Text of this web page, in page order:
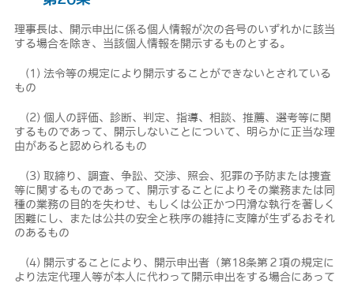
理事長は、開示申出に係る個人情報が次の各号のいずれかに該当
する場合を除き、当該個人情報を開示するものとする。
(1) 法令等の規定により開示することができないとされている
もの
(2) 個人の評価、診断、判定、指導、相談、推薦、選考等に関
するものであって、開示しないことについて、明らかに正当な理
由があると認められるもの
(3) 取締り、調査、争訟、交渉、照会、犯罪の予防または捜査
等に関するものであって、開示することによりその業務または同
種の業務の目的を失わせ、もしくは公正かつ円滑な執行を著しく
困難にし、または公共の安全と秩序の維持に支障が生ずるおそれ
のあるもの
(4) 開示することにより、開示申出者（第18条第２項の規定に
より法定代理人等が本人に代わって開示申出をする場合にあって